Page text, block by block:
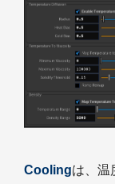
Coolingは、温